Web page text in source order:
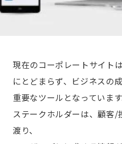
現在のコーポレートサイト
にとどまらず、ビジネスの
重要なツールとなっていま
ステークホルダーは、顧客
渡り、